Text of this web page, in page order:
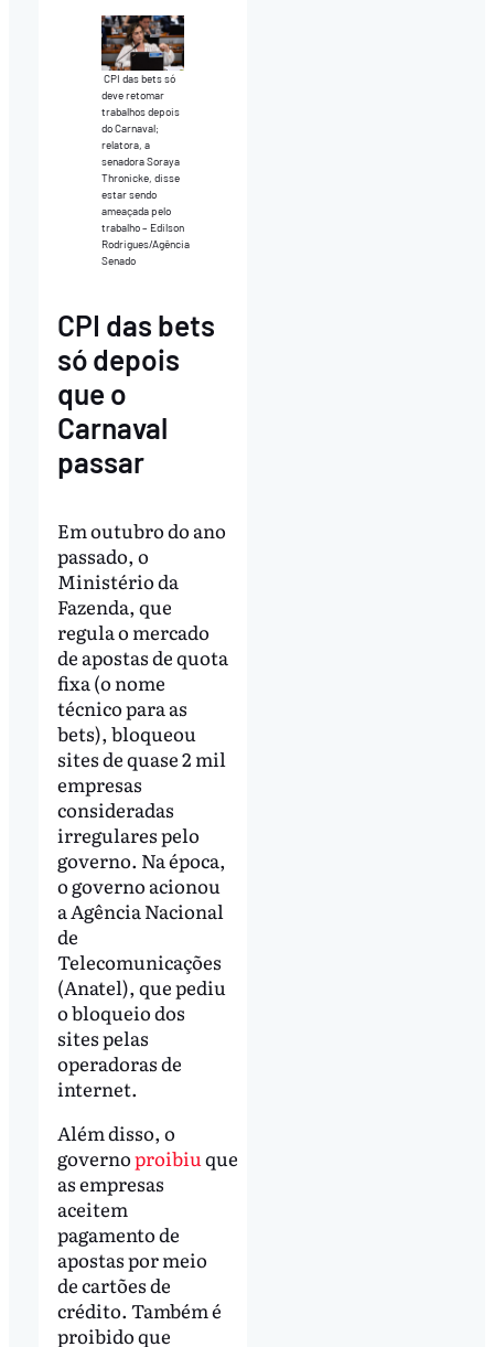
CPI das bets só
deve retomar
trabalhos depois
do Carnaval;
relatora, a
senadora Soraya
Thronicke, disse
estar sendo
ameaçada pelo
trabalho – Edilson
Rodrigues/Agência
Senado
CPI das bets
só depois
que o
Carnaval
passar
Em outubro do ano
passado, o
Ministério da
Fazenda, que
regula o mercado
de apostas de quota
fixa (o nome
técnico para as
bets), bloqueou
sites de quase 2 mil
empresas
consideradas
irregulares pelo
governo. Na época,
o governo acionou
a Agência Nacional
de
Telecomunicações
(Anatel), que pediu
o bloqueio dos
sites pelas
operadoras de
internet.
Além disso, o
governoproibiuque
as empresas
aceitem
pagamento de
apostas por meio
de cartões de
crédito. Também é
proibido que